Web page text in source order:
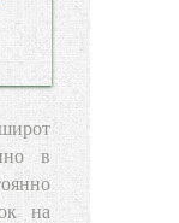
в
на